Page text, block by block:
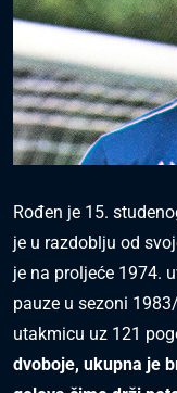
Rođen je 15.
je u razdoblju od
je na proljeće 1974.
pauze u sezoni
utakmicu uz 121
dvoboje, ukupna je